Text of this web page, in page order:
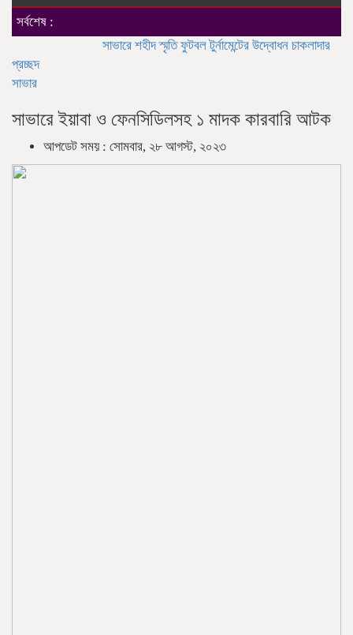
সর্বশেষ :
সাভারে শহীদ স্মৃতি ফুটবল টুর্নামেন্টের উদ্বোধন চাকলাদার মহিলা
প্রচ্ছদ
সাভার
সাভারে ইয়াবা ও ফেনসিডিলসহ ১ মাদক কারবারি আটক
আপডেট সময় : সোমবার, ২৮ আগস্ট, ২০২৩